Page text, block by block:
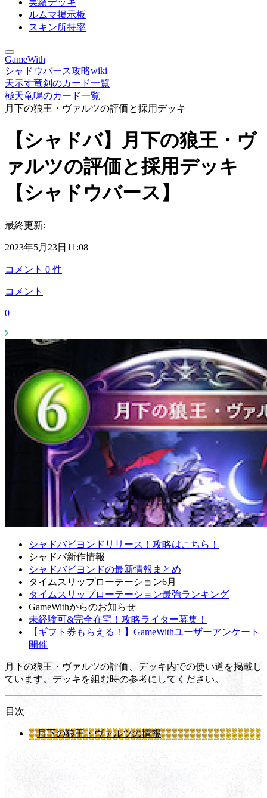
実績デッキ
ルムマ掲示板
スキン所持率
GameWith
シャドウバース攻略wiki
天示す竜剣のカード一覧
極天竜鳴のカード一覧
月下の狼王・ヴァルツの評価と採用デッキ
【シャドバ】月下の狼王・ヴ
ァルツの評価と採用デッキ
【シャドウバース】
最終更新:
2023年5月23日11:08
コメント 0 件
コメント
0
シャドバビヨンドリリース！攻略はこちら！
シャドバ新作情報
シャドバビヨンドの最新情報まとめ
タイムスリップローテーション6月
タイムスリップローテーション最強ランキング
GameWithからのお知らせ
未経験可&完全在宅！攻略ライター募集！
【ギフト券もらえる！】GameWithユーザーアンケート
開催
月下の狼王・ヴァルツの評価、デッキ内での使い道を掲載し
ています。デッキを組む時の参考にしてください。
目次
月下の狼王・ヴァルツの情報